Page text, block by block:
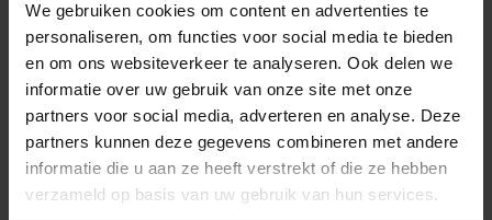
We gebruiken cookies om content en advertenties te
personaliseren, om functies voor social media te bieden
en om ons websiteverkeer te analyseren. Ook delen we
informatie over uw gebruik van onze site met onze
partners voor social media, adverteren en analyse. Deze
partners kunnen deze gegevens combineren met andere
informatie die u aan ze heeft verstrekt of die ze hebben
verzameld op basis van uw gebruik van hun services.
Norstone
Norstone ARRAN
RCA
Norstone
Norstone Arran
Optic